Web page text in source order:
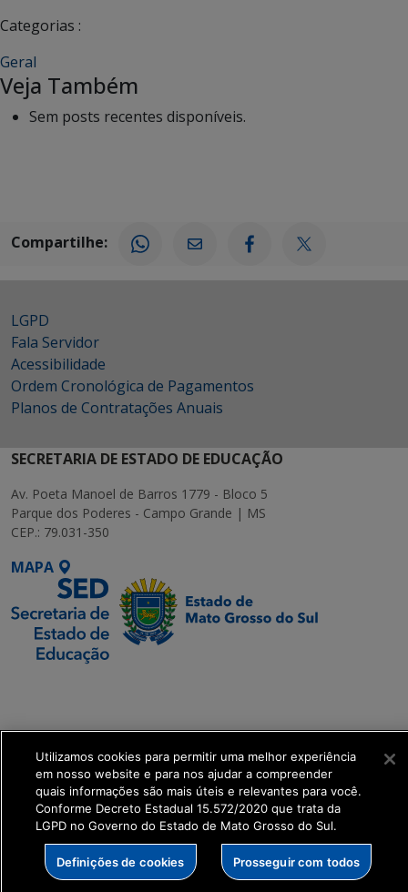
Categorias :
Geral
Veja Também
Sem posts recentes disponíveis.
Compartilhe:
LGPD
Fala Servidor
Acessibilidade
Ordem Cronológica de Pagamentos
Planos de Contratações Anuais
SECRETARIA DE ESTADO DE EDUCAÇÃO
Av. Poeta Manoel de Barros 1779 - Bloco 5
Parque dos Poderes - Campo Grande | MS
CEP.: 79.031-350
MAPA
Transformação Digital
get_footer();
Utilizamos cookies para permitir uma melhor experiência
em nosso website e para nos ajudar a compreender
quais informações são mais úteis e relevantes para você.
Conforme Decreto Estadual 15.572/2020 que trata da
LGPD no Governo do Estado de Mato Grosso do Sul.
Definições de cookies Prosseguir com todos